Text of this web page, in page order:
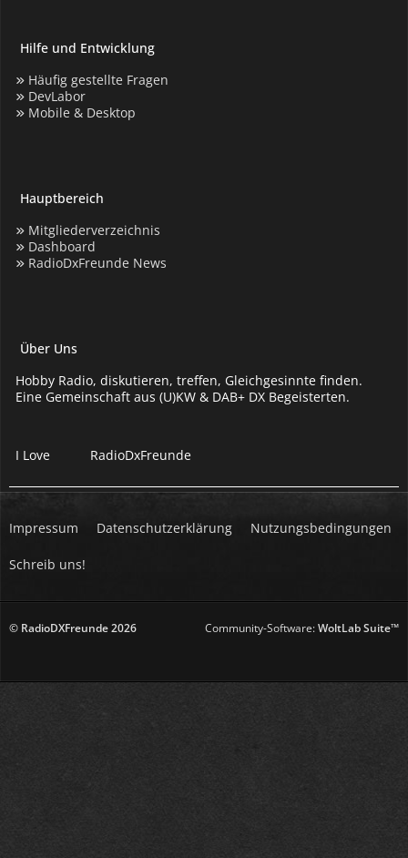
Hilfe und Entwicklung
Häufig gestellte Fragen
DevLabor
Mobile & Desktop
Hauptbereich
Mitgliederverzeichnis
Dashboard
RadioDxFreunde News
Über Uns
Hobby Radio, diskutieren, treffen, Gleichgesinnte finden.
Eine Gemeinschaft aus (U)KW & DAB+ DX Begeisterten.
I Love RadioDxFreunde
Impressum Datenschutzerklärung Nutzungsbedingungen
Schreib uns!
© RadioDXFreunde2026 Community-Software:WoltLab Suite™